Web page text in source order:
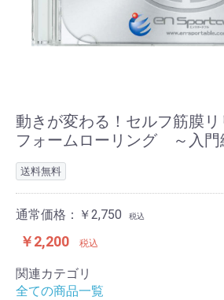
動きが変わる！セルフ筋膜
フォームローリング ～入門
送料無料
通常価格：￥2,750 税込
￥2,200 税込
関連カテゴリ
全ての商品一覧